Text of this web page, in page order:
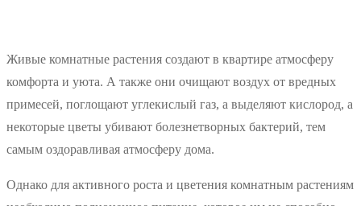
Живые комнатные растения создают в квартире атмосферу
комфорта и уюта. А также они очищают воздух от вредных
примесей, поглощают углекислый газ, а выделяют кислород, а
некоторые цветы убивают болезнетворных бактерий, тем
самым оздоравливая атмосферу дома.
Однако для активного роста и цветения комнатным растениям